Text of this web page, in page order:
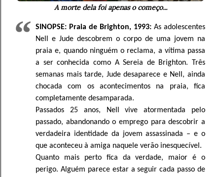
A morte dela foi apenas o começo...
SINOPSE: Praia de Brighton, 1993: As adolescentes
Nell e Jude descobrem o corpo de uma jovem na
praia e, quando ninguém o reclama, a vítima passa
a ser conhecida como A Sereia de Brighton. Três
semanas mais tarde, Jude desaparece e Nell, ainda
chocada com os acontecimentos na praia, fica
completamente desamparada.
Passados 25 anos, Nell vive atormentada pelo
passado, abandonando o emprego para descobrir a
verdadeira identidade da jovem assassinada – e o
que aconteceu à amiga naquele verão inesquecível.
Quanto mais perto fica da verdade, maior é o
perigo. Alguém parece estar a seguir cada passo de